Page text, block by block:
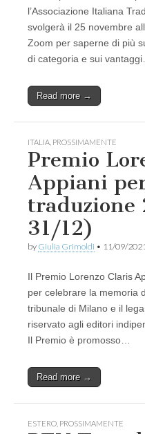
l’Associazione Italiana
svolgerà il 25 novembre
Zoom per saperne di più
di categoria e sui
Read more →
ITALIA PROSSIMAMENTE
Premio
Appiani
traduzione
31/12)
by Giulia Grimoldi • 11/09/
Il Premio Lorenzo Claris
per celebrare la memoria
tribunale di Milano e il
riservato agli editori
Il Premio è promosso…
Read more →
ESTERO PROSSIMAMENTE